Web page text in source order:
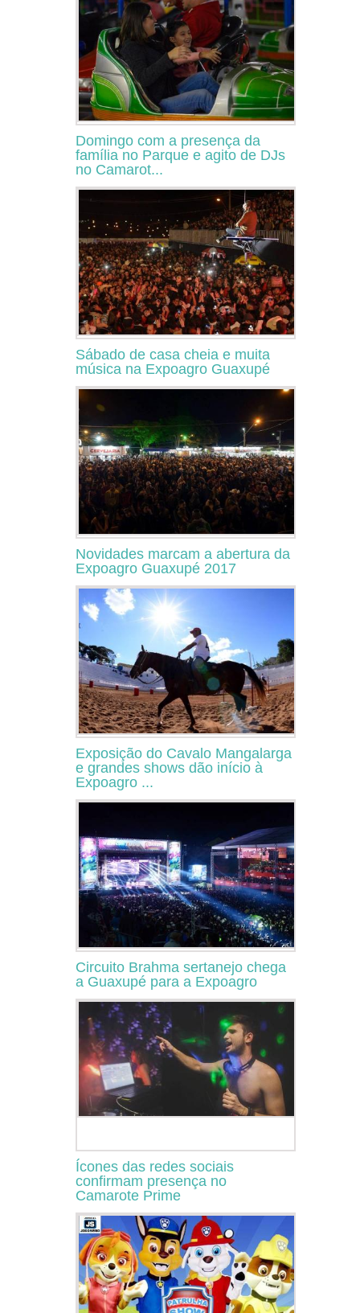
Domingo com a presença da
família no Parque e agito de DJs
no Camarot...
Sábado de casa cheia e muita
música na Expoagro Guaxupé
Novidades marcam a abertura da
Expoagro Guaxupé 2017
Exposição do Cavalo Mangalarga
e grandes shows dão início à
Expoagro ...
Circuito Brahma sertanejo chega
a Guaxupé para a Expoagro
Ícones das redes sociais
confirmam presença no
Camarote Prime